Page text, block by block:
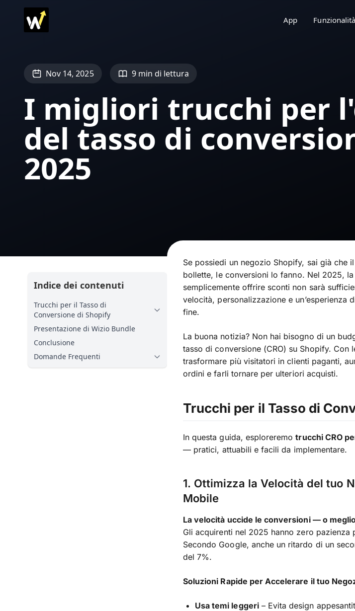
App Funzionalità
Nov 14, 2025 9 min di lettura
I migliori trucchi per
del tasso di
2025
Indice dei contenuti
Trucchi per il Tasso di
Conversione di Shopify
Presentazione di Wizio Bundle
Conclusione
Domande Frequenti
Se possiedi un negozio Shopify, sai già che
bollette, le conversioni lo fanno. Nel 2025,
semplicemente offrire sconti non sarà
velocità, personalizzazione e un’esperienza
fine.
La buona notizia? Non hai bisogno di un
tasso di conversione (CRO) su Shopify. Con
trasformare più visitatori in clienti paganti,
ordini e farli tornare per ulteriori acquisti.
Trucchi per il Tasso di
In questa guida, esploreremotrucchi CRO
— pratici, attuabili e facili da implementare.
1. Ottimizza la Velocità del tuo
Mobile
La velocità uccide le conversioni — o
Gli acquirenti nel 2025 hanno zero
Secondo Google, anche un ritardo di un
del 7%.
Soluzioni Rapide per Accelerare il tuo
Usa temi leggeri– Evita design